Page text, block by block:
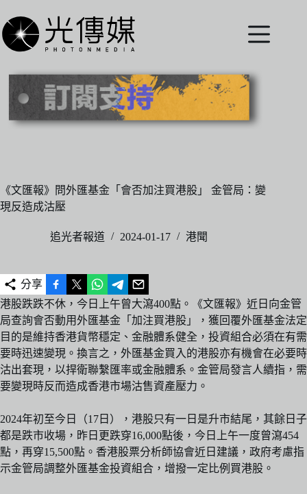
至
主
內
《文匯報》問外匯基金「會否加注買港股」 金管局：變
現反造成沽壓
追光者報道 2024-01-17 港聞
分享
港股跌跌不休，今日上午曾大瀉400點。《文匯報》近日向金管
局查詢會否動用外匯基金「加注買港股」，獲回覆外匯基金法定
目的是維持香港貨幣穩定、金融體系健全，投資組合必須在有需
要時迅速變現。換言之，外匯基金買入的港股亦有機會在必要時
沽出套現，以捍衛聯繫匯率或金融體系。金管局發言人續指，需
要變現時反而造成香港市場沽售資產壓力。
2024年初至今日（17日），港股只有一日是升市結尾，其餘日子
都是跌市收場，昨日更跌穿16,000點後，今日上午一度曾瀉454
點，再穿15,500點。香港股票分析師協會近日建議，政府考慮指
示金管局調整外匯基金投資組合，增撥一定比例買港股。